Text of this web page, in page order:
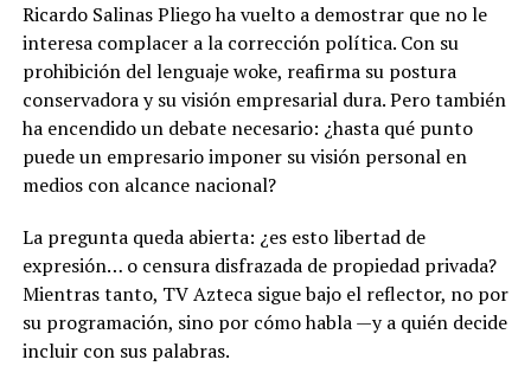
Ricardo Salinas Pliego ha vuelto a demostrar que no le
interesa complacer a la corrección política. Con su
prohibición del lenguaje woke, reafirma su postura
conservadora y su visión empresarial dura. Pero también
ha encendido un debate necesario: ¿hasta qué punto
puede un empresario imponer su visión personal en
medios con alcance nacional?
La pregunta queda abierta: ¿es esto libertad de
expresión… o censura disfrazada de propiedad privada?
Mientras tanto, TV Azteca sigue bajo el reflector, no por
su programación, sino por cómo habla —y a quién decide
incluir con sus palabras.